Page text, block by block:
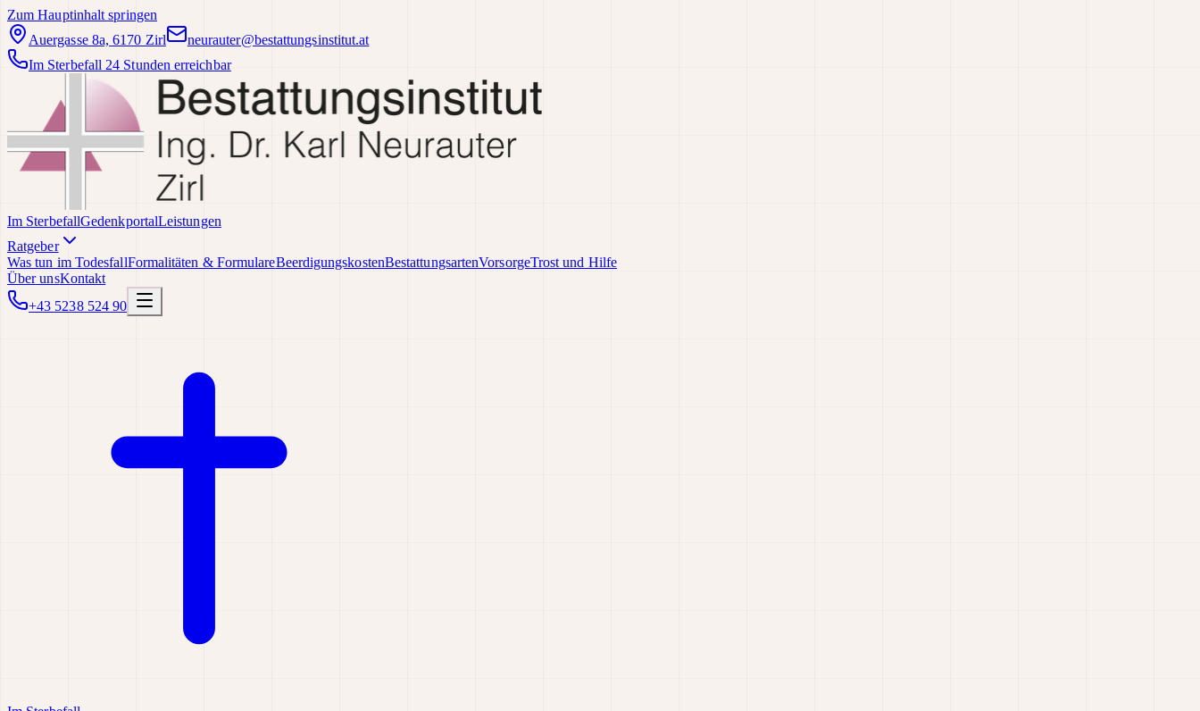
Zum Hauptinhalt springen
Auergasse 8a, 6170 Zirl
neurauter@bestattungsinstitut.at
Im Sterbefall 24 Stunden erreichbar
Im SterbefallGedenkportalLeistungen
Ratgeber
Was tun im TodesfallFormalitäten & FormulareBeerdigungskostenBestattungsartenVorsorgeTrost und Hilfe
Über unsKontakt
+43 5238 524 90